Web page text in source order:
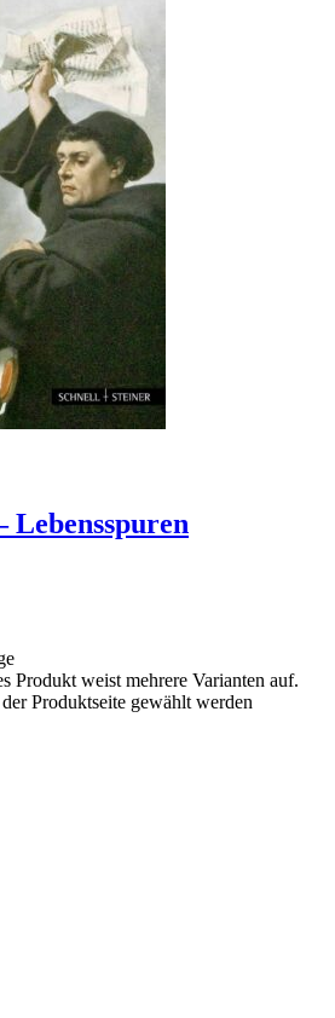
Produkt weist mehrere Varianten auf.
Produktseite gewählt werden